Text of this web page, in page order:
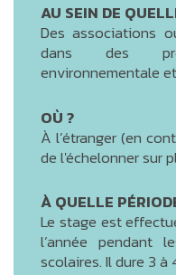
AU SEIN DE
Des associations
dans des
environnementale
OÙ ?
À l’étranger (en
de l'échelonner sur
À QUELLE
Le stage est
l’année pendant
scolaires. Il dure 3 à